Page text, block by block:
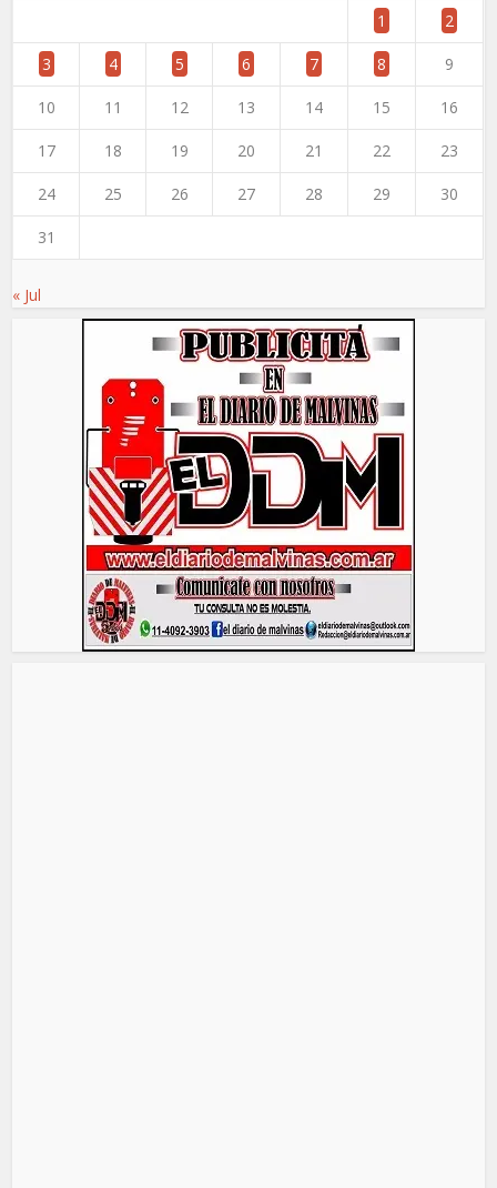
1 2
3 4 5 6 7 8 9
10 11 12 13 14 15 16
17 18 19 20 21 22 23
24 25 26 27 28 29 30
31
« Jul